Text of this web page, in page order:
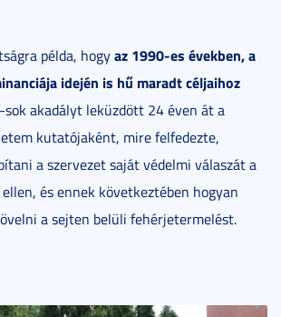
példa, hogyaz 1990-es években, a
idején is hű maradt céljaihoz
sok akadályt leküzdött 24 éven át a
kutatójaként, mire felfedezte,
a szervezet saját védelmi válaszát a
és ennek következtében hogyan
a sejten belüli fehérjetermelést.